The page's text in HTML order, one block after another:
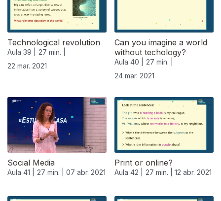
Technological revolution
Aula 39 |
27 min. |
22 mar. 2021
Can you imagine a world
without techology?
Aula 40 |
27 min. |
24 mar. 2021
Social Media
Aula 41 | 27 min. | 07 abr. 2021
Print or online?
Aula 42 | 27 min. | 12 abr. 2021